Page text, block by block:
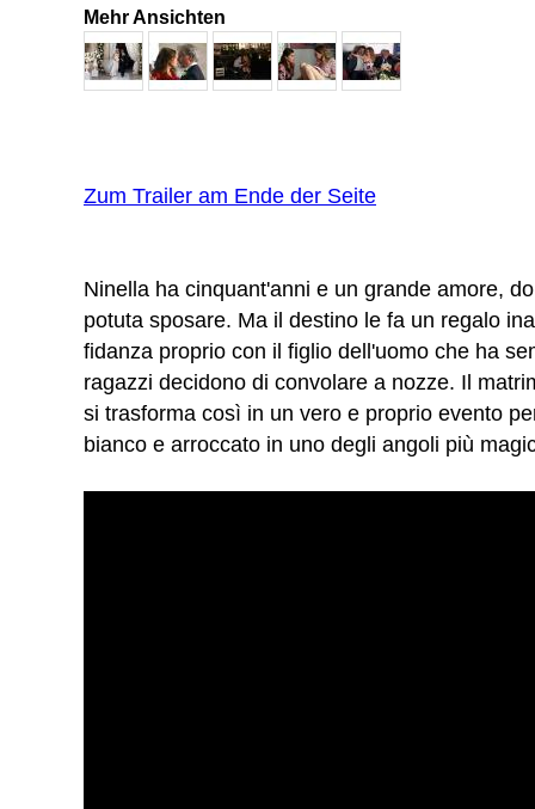
Mehr Ansichten
Zum Trailer am Ende der Seite
Ninella ha cinquant'anni e un grande amore,
potuta sposare. Ma il destino le fa un regalo
fidanza proprio con il figlio dell'uomo che ha
ragazzi decidono di convolare a nozze. Il
si trasforma così in un vero e proprio evento
bianco e arroccato in uno degli angoli più